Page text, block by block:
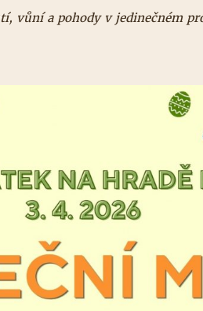
vůní a pohody v jedinečném